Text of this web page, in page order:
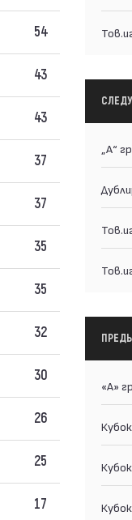
54
43
43
37
37
35
35
32
30
26
25
17
„А“
«А»